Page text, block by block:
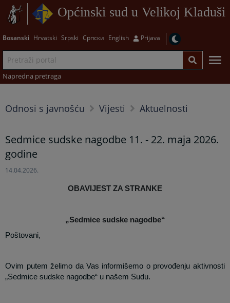
Općinski sud u Velikoj Kladuši
Bosanski Hrvatski Srpski Српски English Prijava
Napredna pretraga
Odnosi s javnošću Vijesti Aktuelnosti
Sedmice sudske nagodbe 11. - 22. maja 2026.
godine
14.04.2026.
OBAVIJEST ZA STRANKE
„Sedmice sudske nagodbe“
Poštovani,
Ovim putem želimo da Vas informišemo o provođenju aktivnosti
„Sedmice sudske nagodbe“ u našem Sudu.